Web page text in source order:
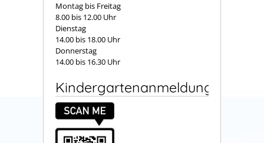
Montag bis Freitag
8.00 bis 12.00 Uhr
Dienstag
14.00 bis 18.00 Uhr
Donnerstag
14.00 bis 16.30 Uhr
Kindergartenanmeldung